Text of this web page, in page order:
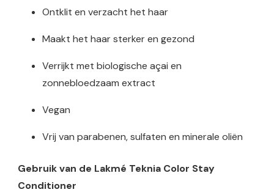
Ontklit en verzacht het haar
Maakt het haar sterker en gezond
Verrijkt met biologische açai en
zonnebloedzaam extract
Vegan
Vrij van parabenen, sulfaten en minerale oliën
Gebruik van de Lakmé Teknia Color Stay
Conditioner